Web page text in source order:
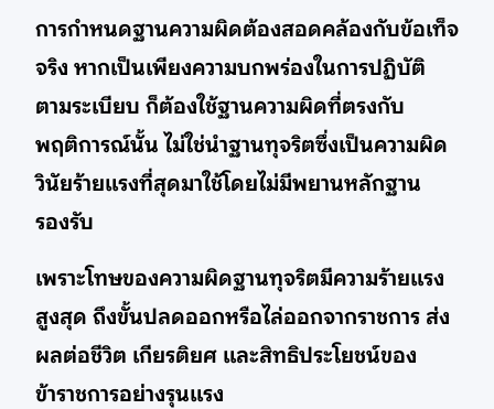
การกำหนดฐานความผิดต้องสอดคล้องกับข้อเท็จ
จริง หากเป็นเพียงความบกพร่องในการปฏิบัติ
ตามระเบียบ ก็ต้องใช้ฐานความผิดที่ตรงกับ
พฤติการณ์นั้น ไม่ใช่นำฐานทุจริตซึ่งเป็นความผิด
วินัยร้ายแรงที่สุดมาใช้โดยไม่มีพยานหลักฐาน
รองรับ
เพราะโทษของความผิดฐานทุจริตมีความร้ายแรง
สูงสุด ถึงขั้นปลดออกหรือไล่ออกจากราชการ ส่ง
ผลต่อชีวิต เกียรติยศ และสิทธิประโยชน์ของ
ข้าราชการอย่างรุนแรง